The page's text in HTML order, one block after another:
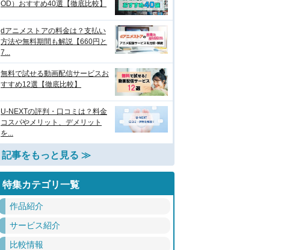
OD）おすすめ40選【徹底比較】
dアニメストアの料金は？支払い
方法や無料期間も解説【660円と
7...
無料で試せる動画配信サービスお
すすめ12選【徹底比較】
U-NEXTの評判・口コミは？料金
コスパやメリット、デメリット
を...
記事をもっと見る ≫
特集カテゴリ一覧
作品紹介
サービス紹介
比較情報